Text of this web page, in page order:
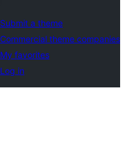
Submit a theme
Commercial theme companies
My favorites
Log in